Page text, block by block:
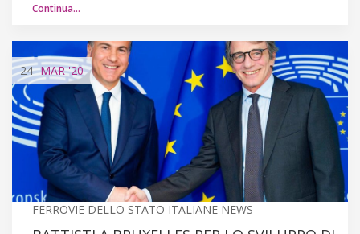
Continua…
24 MAR'20
FERROVIE DELLO STATO ITALIANE NEWS